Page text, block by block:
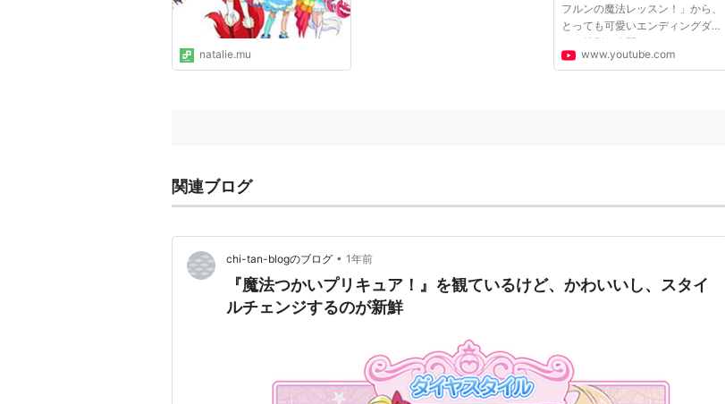
natalie.mu
フルンの魔法レッスン！」から、
とっても可愛いエンディングダン
スを特別に公開しちゃいます！
期間限定配信なのでぜひチェック
www.youtube.com
関連ブログ
chi-tan-blogのブログ • 1年前
『魔法つかいプリキュア！』を観ているけど、かわいいし、スタイ
ルチェンジするのが新鮮